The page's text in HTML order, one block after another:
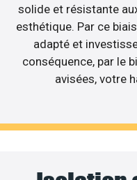
solide et résistante
esthétique. Par ce
adapté et
conséquence, par le
avisées, votre